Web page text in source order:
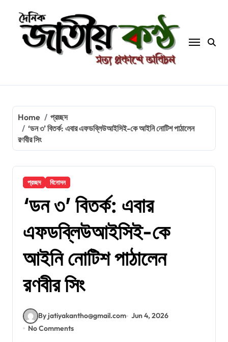
content
Home
প্রচ্ছদ
‘ডন ৩’ বিতর্ক: এবার এফডব্লিউআইসিই-কে আইনি নোটিশ পাঠালেন
রণবীর সিং
প্রচ্ছদ বিনোদন
‘ডন ৩’ বিতর্ক: এবার
এফডব্লিউআইসিই-কে
আইনি নোটিশ পাঠালেন
রণবীর সিং
By jatiyakantho@gmail.com Jun 4, 2026
No Comments